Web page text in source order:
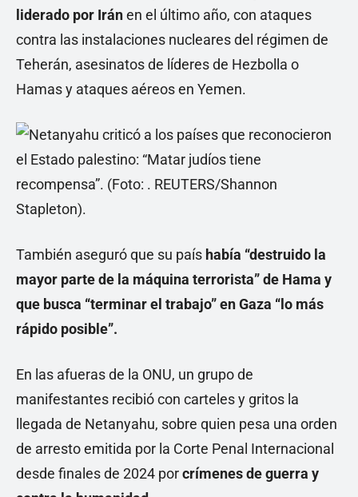
liderado por Iránen el último año, con ataques
contra las instalaciones nucleares del régimen de
Teherán, asesinatos de líderes de Hezbolla o
Hamas y ataques aéreos en Yemen.
También aseguró que su país había “destruido la
mayor parte de la máquina terrorista” de Hama y
que busca “terminar el trabajo” en Gaza “lo más
rápido posible”.
En las afueras de la ONU, un grupo de
manifestantes recibió con carteles y gritos la
llegada de Netanyahu, sobre quien pesa una orden
de arresto emitida por la Corte Penal Internacional
desde finales de 2024 porcrímenes de guerra y